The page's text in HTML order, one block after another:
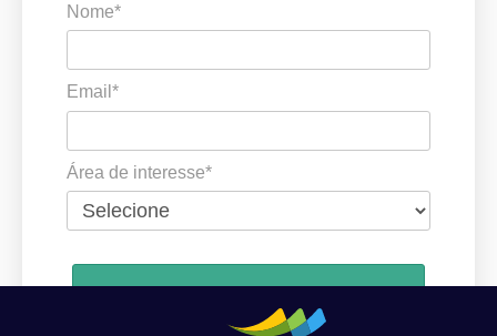
Nome*
Email*
Área de interesse*